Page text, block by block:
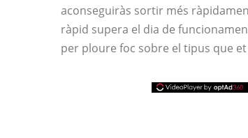
aconseguiràs sortir més
ràpid supera el dia de
per ploure foc sobre el tipus que